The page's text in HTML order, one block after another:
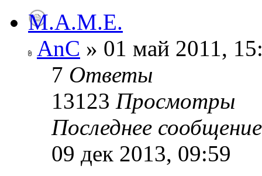
M.A.M.E.
AnC » 01 май 2011,
7 Ответы
13123 Просмотры
Последнее
09 дек 2013, 09:59